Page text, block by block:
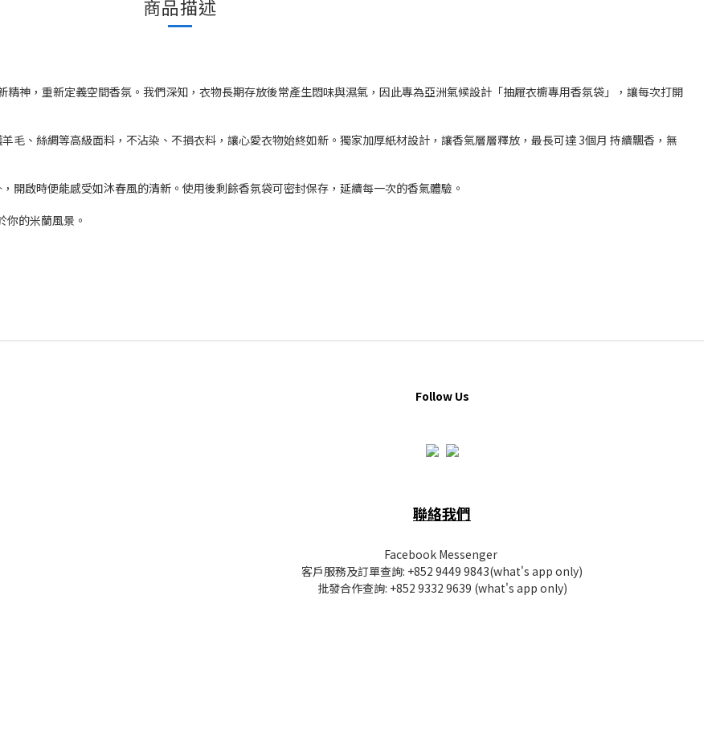
商品描述
神，重新定義空間香氛。我們深知，衣物長期存放後常產生悶味與濕氣，因此專為亞洲氣候設計「抽屜衣櫥專用香氛袋」，讓每次打開
毛、絲綢等高級面料，不沾染、不損衣料，讓心愛衣物始終如新。獨家加厚紙材設計，讓香氣層層釋放，最長可達 3個月 持續飄香，無
開啟時便能感受如沐春風的清新。使用後剩餘香氛袋可密封保存，延續每一次的香氣體驗。
的米蘭風景。
Follow Us
聯絡我們
Facebook Messenger
客戶服務及訂單查詢: +852 9449 9843(what's app only)
批發合作查詢: +852 9332 9639 (what's app only)